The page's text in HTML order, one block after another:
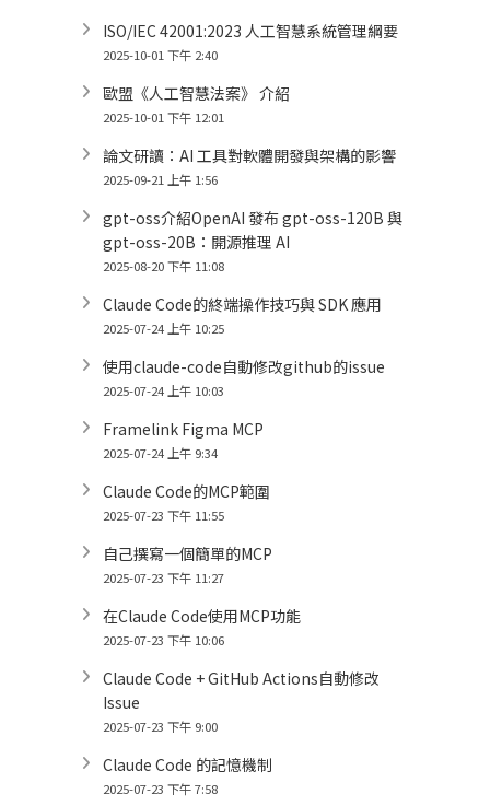
ISO/IEC 42001:2023 人工智慧系統管理綱要
2025-10-01 下午 2:40
歐盟《人工智慧法案》 介紹
2025-10-01 下午 12:01
論文研讀：AI 工具對軟體開發與架構的影響
2025-09-21 上午 1:56
gpt-oss介紹OpenAI 發布 gpt-oss-120B 與
gpt-oss-20B：開源推理 AI
2025-08-20 下午 11:08
Claude Code的終端操作技巧與 SDK 應用
2025-07-24 上午 10:25
使用claude-code自動修改github的issue
2025-07-24 上午 10:03
Framelink Figma MCP
2025-07-24 上午 9:34
Claude Code的MCP範圍
2025-07-23 下午 11:55
自己撰寫一個簡單的MCP
2025-07-23 下午 11:27
在Claude Code使用MCP功能
2025-07-23 下午 10:06
Claude Code + GitHub Actions自動修改
Issue
2025-07-23 下午 9:00
Claude Code 的記憶機制
2025-07-23 下午 7:58